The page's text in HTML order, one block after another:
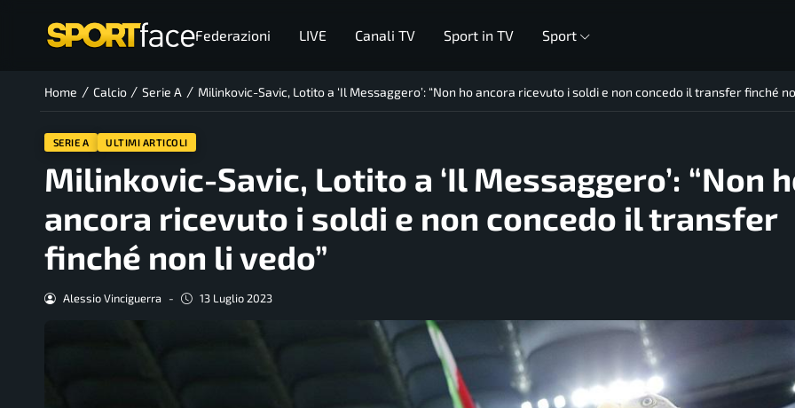
Federazioni LIVE Canali TV Sport in TV Sport
Home / Calcio / Serie A / Milinkovic-Savic, Lotito a ‘Il Messaggero’: “Non ho ancora ricevuto i soldi e non concedo il transfer finché
SERIE A ULTIMI ARTICOLI
Milinkovic-Savic, Lotito a ‘Il Messaggero’: “Non
ancora ricevuto i soldi e non concedo il transfer
finché non li vedo”
Alessio Vinciguerra - 13 Luglio 2023